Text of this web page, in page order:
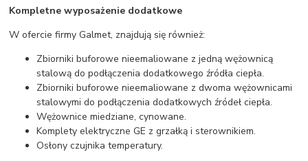
Kompletne wyposażenie dodatkowe
W ofercie firmy Galmet, znajdują się również:
Zbiorniki buforowe nieemaliowane z jedną wężownicą
stalową do podłączenia dodatkowego źródła ciepła.
Zbiorniki buforowe nieemaliowane z dwoma wężownicami
stalowymi do podłączenia dodatkowych źródeł ciepła.
Wężownice miedziane, cynowane.
Komplety elektryczne GE z grzałką i sterownikiem.
Osłony czujnika temperatury.